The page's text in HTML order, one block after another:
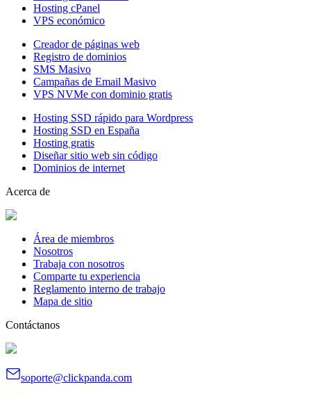
Hosting cPanel
VPS económico
Creador de páginas web
Registro de dominios
SMS Masivo
Campañas de Email Masivo
VPS NVMe con dominio gratis
Hosting SSD rápido para Wordpress
Hosting SSD en España
Hosting gratis
Diseñar sitio web sin código
Dominios de internet
Acerca de
Área de miembros
Nosotros
Trabaja con nosotros
Comparte tu experiencia
Reglamento interno de trabajo
Mapa de sitio
Contáctanos
soporte@clickpanda.com